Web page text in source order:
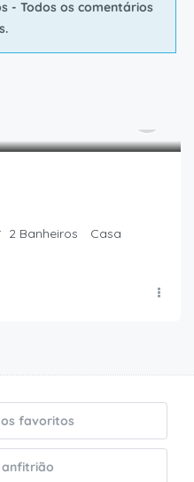
- Todos os comentários
2 Banheiros Casa
favoritos